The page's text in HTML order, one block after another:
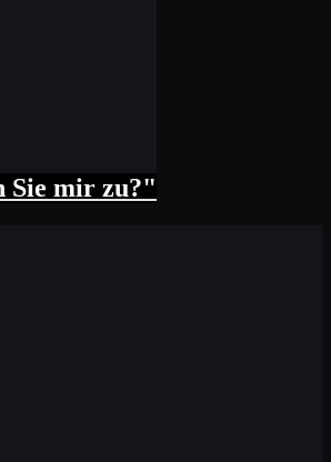
Sie mir zu?"